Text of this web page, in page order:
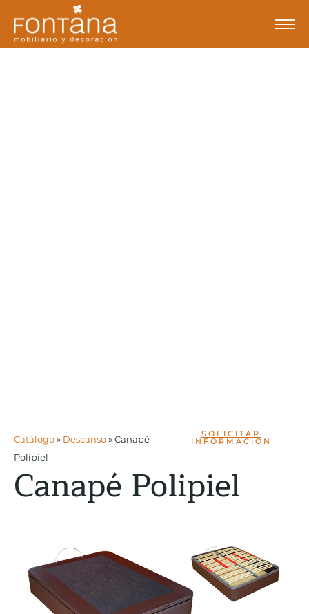
Catálogo» Descanso»Canapé
Polipiel
SOLICITAR
INFORMACIÓN
Canapé Polipiel